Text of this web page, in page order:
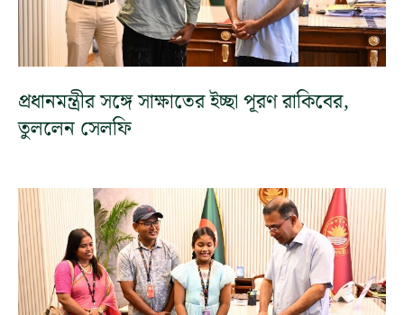
প্রধানমন্ত্রীর সঙ্গে সাক্ষাতের ইচ্ছা পূরণ রাকিবের,
তুললেন সেলফি